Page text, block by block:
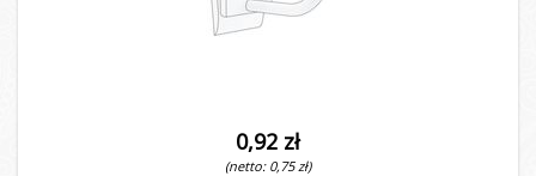
0,92 zł
(netto: 0,75 zł)